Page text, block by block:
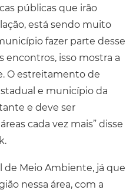
públicas que irão
está sendo muito
fazer parte desse
encontros, isso mostra a
O estreitamento de
e município da
e deve ser
cada vez mais” disse
de Meio Ambiente, já que
nessa área, com a